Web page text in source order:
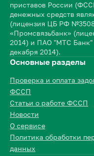
приставов России
денежных средств
(лицензия ЦБ РФ
«Промсвязьбанк»
2014) и ПАО "МТС
декабря 2014).
Основные разделы
Проверка и оплата
ФССП
Статьи о работе ФССП
Новости
О сервисе
Политика обработки
данных